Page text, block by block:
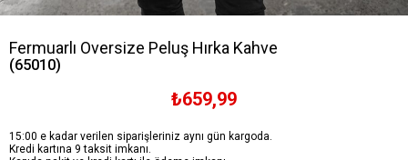
Fermuarlı Oversize Peluş Hırka Kahve
(65010)
₺659,99
15:00 e kadar verilen siparişleriniz aynı gün kargoda.
Kredi kartına 9 taksit imkanı.